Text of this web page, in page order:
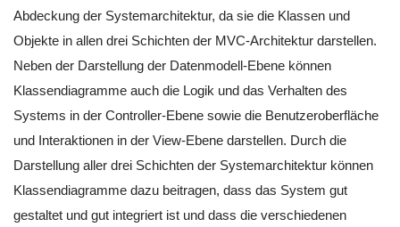
Abdeckung der Systemarchitektur, da sie die Klassen und
Objekte in allen drei Schichten der MVC-Architektur darstellen.
Neben der Darstellung der Datenmodell-Ebene können
Klassendiagramme auch die Logik und das Verhalten des
Systems in der Controller-Ebene sowie die Benutzeroberfläche
und Interaktionen in der View-Ebene darstellen. Durch die
Darstellung aller drei Schichten der Systemarchitektur können
Klassendiagramme dazu beitragen, dass das System gut
gestaltet und gut integriert ist und dass die verschiedenen